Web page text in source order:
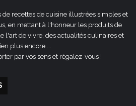
de recettes de cuisine illustrées simples et
en mettant à l'honneur les produits de
l'art de vivre, des actualités culinaires et
plus encore ...
par vos sens et régalez-vous !